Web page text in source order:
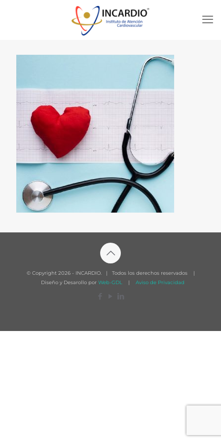
© Copyright 2026 - INCARDIO. | Todos los derechos reservados |
Diseño y Desarollo por Web-GDL | Aviso de Privacidad